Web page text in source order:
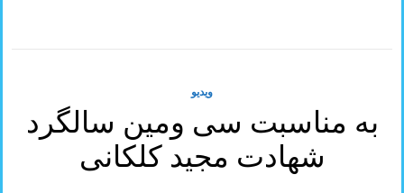
ویدیو
به مناسبت سی ومین سالگرد
شهادت مجید کلکانی